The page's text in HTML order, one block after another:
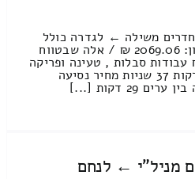
משילה ← לגדרה כולל
פירוק והרכבה מחיר מחירון: 2069.06 ₪ / אלה שבטווח
2500 – 1900 ₪ עבודות סבלות , טעינה ופריקה
: 1284.34 ₪ / זמן : 55 דקות 37 שניות מחיר נסיעה